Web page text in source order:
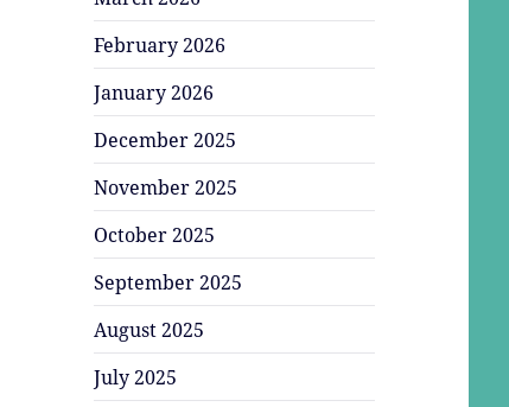
February 2026
January 2026
December 2025
November 2025
October 2025
September 2025
August 2025
July 2025